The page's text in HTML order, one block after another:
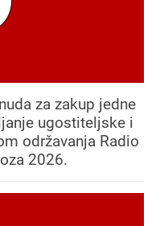
za zakup jedne
ugostiteljske i
održavanja Radio
2026.